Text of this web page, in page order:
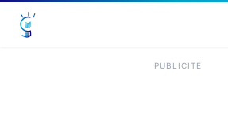
PUBLICITÉ